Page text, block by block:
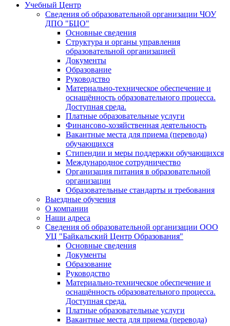
Учебный Центр
Сведения об образовательной организации ЧОУ
ДПО "БЦО"
Основные сведения
Структура и органы управления
образовательной организацией
Документы
Образование
Руководство
Материально-техническое обеспечение и
оснащённость образовательного процесса.
Доступная среда.
Платные образовательные услуги
Финансово-хозяйственная деятельность
Вакантные места для приема (перевода)
обучающихся
Стипендии и меры поддержки обучающихся
Международное сотрудничество
Организация питания в образовательной
организации
Образовательные стандарты и требования
Выездные обучения
О компании
Наши адреса
Сведения об образовательной организации ООО
УЦ "Байкальский Центр Образования"
Основные сведения
Документы
Образование
Руководство
Материально-техническое обеспечение и
оснащённость образовательного процесса.
Доступная среда.
Платные образовательные услуги
Вакантные места для приема (перевода)